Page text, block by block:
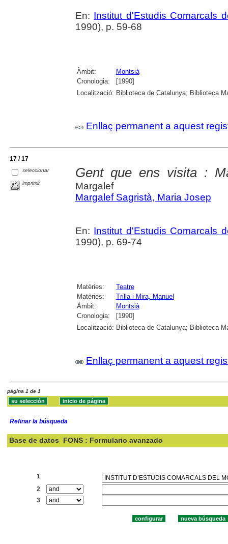
En: Institut d'Estudis Comarcals
1990), p. 59-68
Àmbit:
Montsià
Cronologia:
[1990]
Localització: Biblioteca de Catalunya; Biblioteca
Enllaç permanent a aquest
17 / 17
seleccionar
imprimir
Gent que ens visita :
Margalef
Margalef Sagristà, Maria Josep
En: Institut d'Estudis Comarcals
1990), p. 69-74
Matèries:
Teatre
Matèries:
Trilla i Mira, Manuel
Àmbit:
Montsià
Cronologia:
[1990]
Localització: Biblioteca de Catalunya; Biblioteca
Enllaç permanent a aquest
página 1 de 1
Refinar la búsqueda
Base de datos FONS : Formulario avanzado
1
2
3